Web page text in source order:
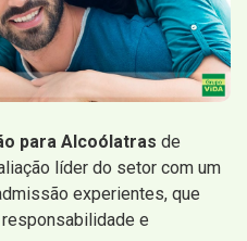
para Alcoólatras de
líder do setor com um
experientes, que
e